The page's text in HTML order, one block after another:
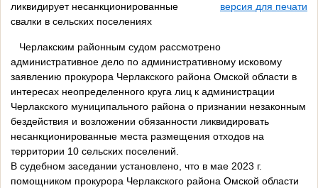
ликвидирует несанкционированные
свалки в сельских поселениях
версия для печати
Черлакским районным судом рассмотрено
административное дело по административному исковому
заявлению прокурора Черлакского района Омской области в
интересах неопределенного круга лиц к администрации
Черлакского муниципального района о признании незаконным
бездействия и возложении обязанности ликвидировать
несанкционированные места размещения отходов на
территории 10 сельских поселений.
В судебном заседании установлено, что в мае 2023 г.
помощником прокурора Черлакского района Омской области